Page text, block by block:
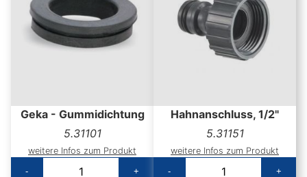
Geka - Gummidichtung
5.31101
weitere Infos zum Produkt
-
+
Hahnanschluss, 1/2"
5.31151
weitere Infos zum Produkt
-
+